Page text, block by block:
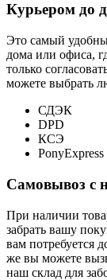
Курьером до
Это самый
дома или офиса,
только
можете выбрать
СДЭК
DPD
КСЭ
PonyExpress
Самовывоз с
При наличии
забрать вашу
вам потребуется
же вы можете
наш склад для